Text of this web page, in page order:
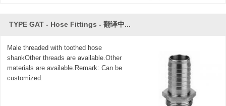
TYPE GAT - Hose Fittings - 翻译中...
Male threaded with toothed hose
shankOther threads are available.Other
materials are available.Remark: Can be
customized.